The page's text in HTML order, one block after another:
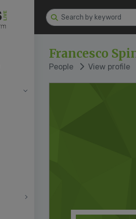
Francesco
People View profile